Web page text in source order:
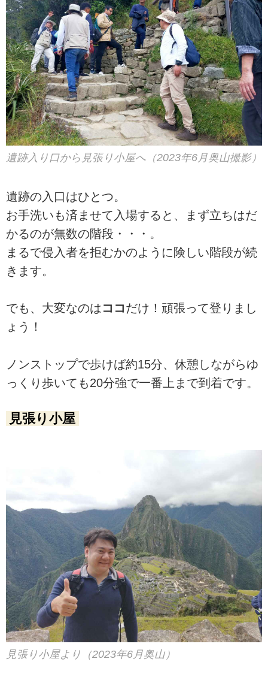
遺跡入り口から見張り小屋へ（2023年6月奥山撮影）
遺跡の入口はひとつ。
お手洗いも済ませて入場すると、まず立ちはだ
かるのが無数の階段・・・。
まるで侵入者を拒むかのように険しい階段が続
きます。
でも、大変なのは ココだけ！頑張って登りまし
ょう！
ノンストップで歩けば約15分、休憩しながらゆ
っくり歩いても20分強で一番上まで到着です。
見張り小屋
見張り小屋より（2023年6月奥山）